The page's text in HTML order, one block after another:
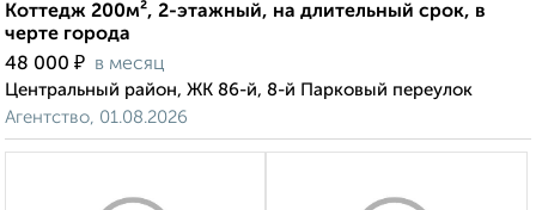
Коттедж 200м², 2-этажный, на длительный срок, в
черте города
48 000 ₽ в месяц
Центральный район, ЖК 86-й, 8-й Парковый переулок
Агентство, 01.08.2026